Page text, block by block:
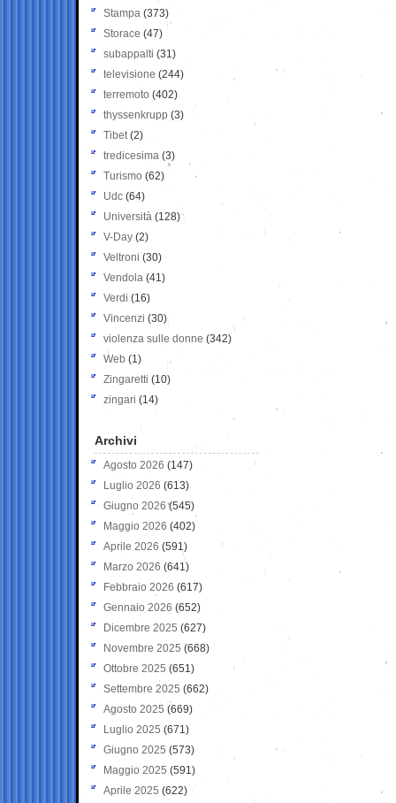
Stampa (373)
Storace (47)
subappalti (31)
televisione(244)
terremoto (402)
thyssenkrupp (3)
Tibet(2)
tredicesima (3)
Turismo (62)
Udc (64)
Università (128)
V-Day (2)
Veltroni (30)
Vendola (41)
Verdi (16)
Vincenzi (30)
violenza sulle donne (342)
Web (1)
Zingaretti (10)
zingari (14)
Archivi
Agosto 2026 (147)
Luglio 2026 (613)
Giugno 2026 (545)
Maggio 2026 (402)
Aprile 2026 (591)
Marzo 2026 (641)
Febbraio 2026 (617)
Gennaio 2026 (652)
Dicembre 2025 (627)
Novembre 2025 (668)
Ottobre 2025 (651)
Settembre 2025 (662)
Agosto 2025 (669)
Luglio 2025 (671)
Giugno 2025 (573)
Maggio 2025 (591)
Aprile 2025 (622)